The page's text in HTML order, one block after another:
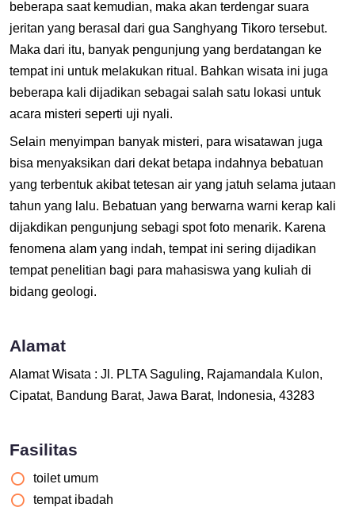
beberapa saat kemudian, maka akan terdengar suara
jeritan yang berasal dari gua Sanghyang Tikoro tersebut.
Maka dari itu, banyak pengunjung yang berdatangan ke
tempat ini untuk melakukan ritual. Bahkan wisata ini juga
beberapa kali dijadikan sebagai salah satu lokasi untuk
acara misteri seperti uji nyali.
Selain menyimpan banyak misteri, para wisatawan juga
bisa menyaksikan dari dekat betapa indahnya bebatuan
yang terbentuk akibat tetesan air yang jatuh selama jutaan
tahun yang lalu. Bebatuan yang berwarna warni kerap kali
dijakdikan pengunjung sebagi spot foto menarik. Karena
fenomena alam yang indah, tempat ini sering dijadikan
tempat penelitian bagi para mahasiswa yang kuliah di
bidang geologi.
Alamat
Alamat Wisata : Jl. PLTA Saguling, Rajamandala Kulon,
Cipatat, Bandung Barat, Jawa Barat, Indonesia, 43283
Fasilitas
toilet umum
tempat ibadah